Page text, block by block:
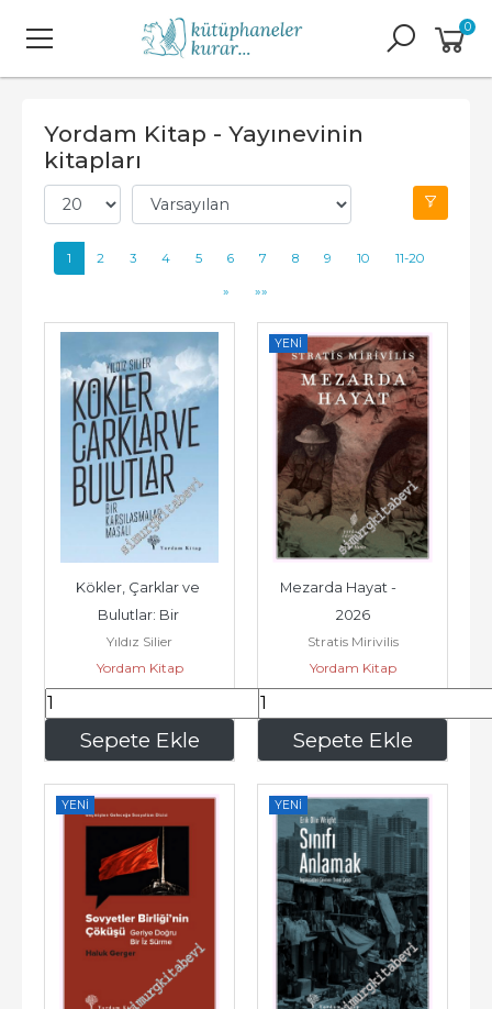
0
Yordam Kitap - Yayınevinin
kitapları
1 2 3 4 5 6 7 8 9 10 11-20
» »»
Sepete Ekle
Kökler, Çarklar ve
Bulutlar: Bir
Karşılaşmalar Masalı -
Yıldız Silier
Yordam Kitap
217,50
YENI
Sepete Ekle
Mezarda Hayat -
2026
Stratis Mirivilis
Yordam Kitap
315,00
YENI YENI